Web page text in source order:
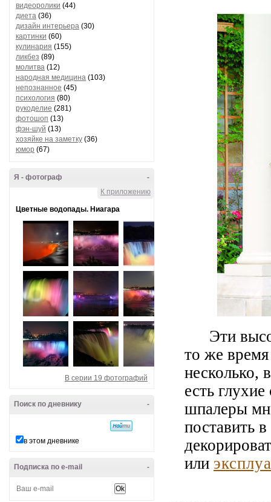
видеоролики (44)
диета (36)
дизайн интерьера (30)
картинки (60)
кулинария (155)
ликбез (89)
молитва (12)
народная медицина (103)
непознанное (45)
психология (80)
рукоделие (281)
фотошоп (13)
фэн-шуй (13)
хозяйке на заметку (36)
юмор (67)
-
Я - фотограф
К приложению
Цветные водопады. Ниагара
В серии 19 фотографий
-
Поиск по дневнику
в этом дневнике
-
Подписка по e-mail
Эти
то же
несколько,
есть
шпалеры
поставить
или